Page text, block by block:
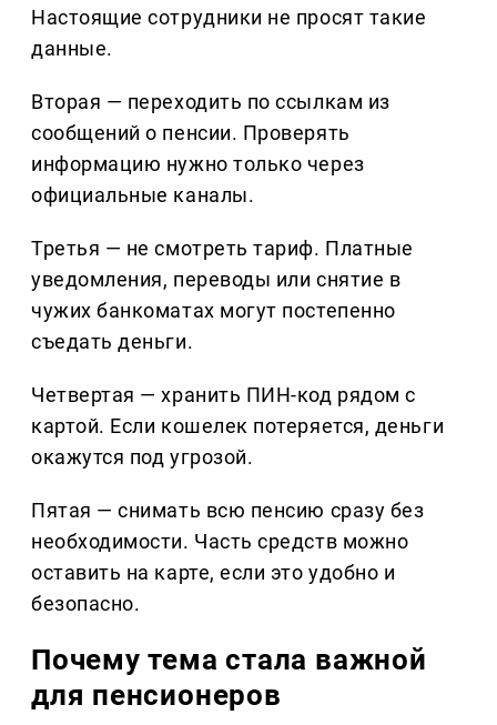
Настоящие сотрудники не просят такие
данные.
Вторая — переходить по ссылкам из
сообщений о пенсии. Проверять
информацию нужно только через
официальные каналы.
Третья — не смотреть тариф. Платные
уведомления, переводы или снятие в
чужих банкоматах могут постепенно
съедать деньги.
Четвертая — хранить ПИН-код рядом с
картой. Если кошелек потеряется, деньги
окажутся под угрозой.
Пятая — снимать всю пенсию сразу без
необходимости. Часть средств можно
оставить на карте, если это удобно и
безопасно.
Почему тема стала важной
для пенсионеров